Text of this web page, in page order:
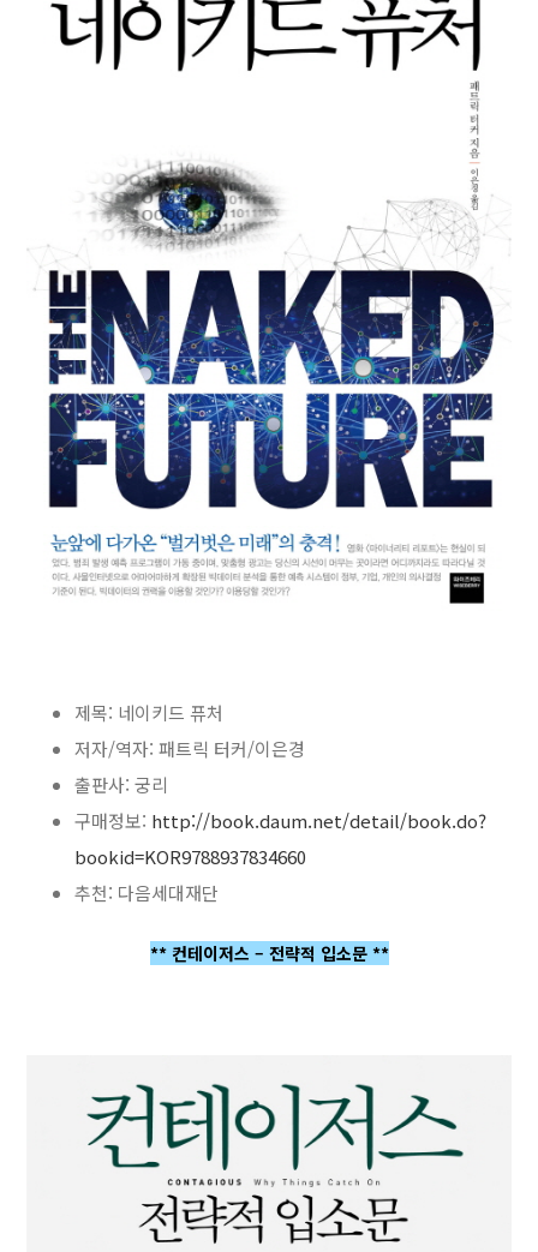
제목: 네이키드 퓨처
저자/역자: 패트릭 터커/이은경
출판사: 궁리
구매정보: http://book.daum.net/detail/book.do?
bookid=KOR9788937834660
추천: 다음세대재단
** 컨테이저스 – 전략적 입소문 **